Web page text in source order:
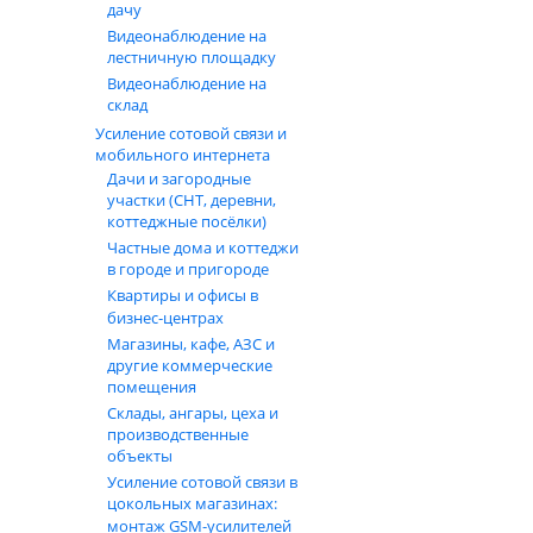
сложные производственные зоны.
Удобство и
Скремблер и защита
Встроенный скремблер обеспечивает базовую защиту
решение особенно актуально для охранных структур и
Шумоподавление и
Система шумоподавления автоматически отключает
оператора. Пользователи меньше устают при
Комплектация и
Стандартный
В базовую комплектацию Аргут А‑403 входят:
приемопередатчика, кабель питания, два сменных
дачу
Видеонаблюдение на
лестничную площадку
Видеонаблюдение на
склад
Усиление сотовой связи и
мобильного интернета
Дачи и загородные
участки (СНТ, деревни,
коттеджные посёлки)
Частные дома и коттеджи
в городе и пригороде
Квартиры и офисы в
бизнес‑центрах
Магазины, кафе, АЗС и
другие коммерческие
помещения
Склады, ангары, цеха и
производственные
объекты
Усиление сотовой связи в
цокольных магазинах:
монтаж GSM‑усилителей